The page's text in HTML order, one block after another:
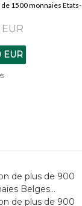
1500 monnaies Etats-
EUR